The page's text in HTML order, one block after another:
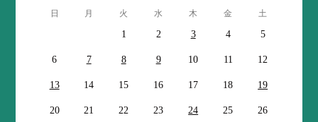
日 月 火 水 木 金 土
1 2 3 4 5
6 7 8 9 10 11 12
13 14 15 16 17 18 19
20 21 22 23 24 25 26